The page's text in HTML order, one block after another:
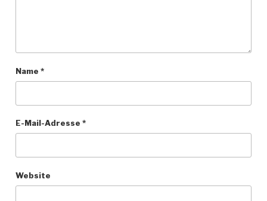
Name *
E-Mail-Adresse *
Website